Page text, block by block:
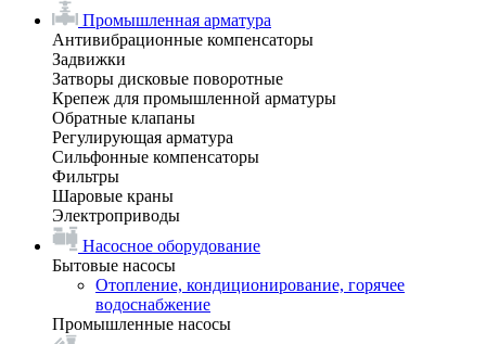
Промышленная арматура
Антивибрационные компенсаторы
Задвижки
Затворы дисковые поворотные
Крепеж для промышленной арматуры
Обратные клапаны
Регулирующая арматура
Сильфонные компенсаторы
Фильтры
Шаровые краны
Электроприводы
Насосное оборудование
Бытовые насосы
Отопление, кондиционирование, горячее
водоснабжение
Промышленные насосы